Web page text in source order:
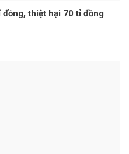
đồng, thiệt hại 70 tỉ đồng